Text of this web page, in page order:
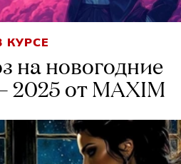
КУРСЕ
на новогодние
2025 от MAXIM